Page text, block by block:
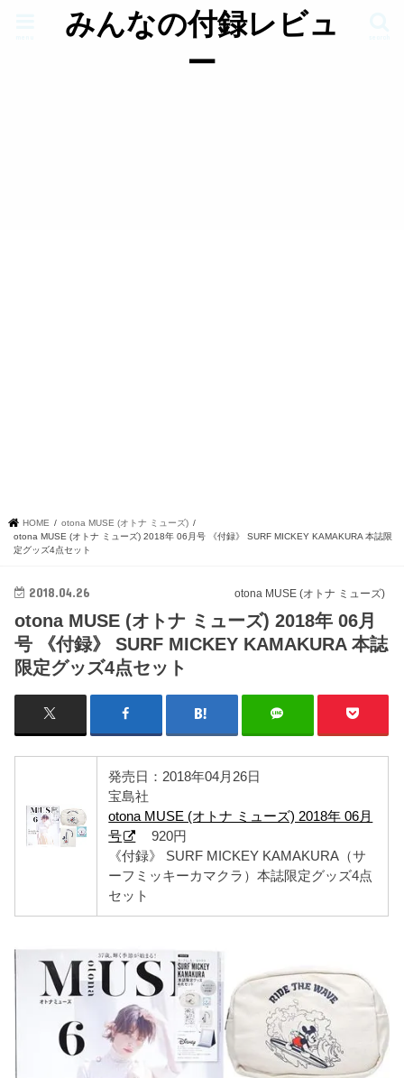
みんなの付録レビュ
ー
HOME
otona MUSE (オトナ ミューズ)
otona MUSE (オトナ ミューズ) 2018年 06月号 《付録》 SURF MICKEY KAMAKURA 本誌限
定グッズ4点セット
otona MUSE (オトナ ミューズ)
2018.04.26
otona MUSE (オトナ ミューズ) 2018年 06月
号 《付録》 SURF MICKEY KAMAKURA 本誌
限定グッズ4点セット
発売日：2018年04月26日
宝島社
otona MUSE (オトナ ミューズ) 2018年 06月
号
920円
《付録》 SURF MICKEY KAMAKURA（サ
ーフミッキーカマクラ）本誌限定グッズ4点
セット